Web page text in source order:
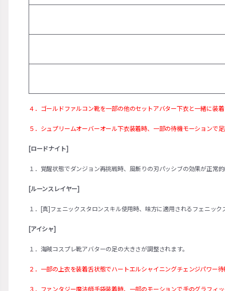
４．ゴールドファルコン靴を一部の他のセットアバター下衣と一緒に装
５．シュプリームオーバーオール下衣装着時、一部の待機モーションで
[ロードナイト]
１．覚醒状態でダンジョン再挑戦時、風斬りの刃パッシブの効果が正常
[ルーンスレイヤー]
１．[真]フェニックスタロンスキル使用時、味方に適用されるフェニッ
[アイシャ]
１．海賊コスプレ靴アバターの足の大きさが調整されます。
２．一部の上衣を装着舌状態でハートエルシャイニングチェンジパワー
３．ファンタジー魔法師手袋装着時、一部のモーションで手のグラフィ